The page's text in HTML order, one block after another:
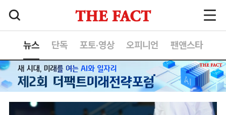
뉴스 단독 포토·영상 오피니언 팬앤스타